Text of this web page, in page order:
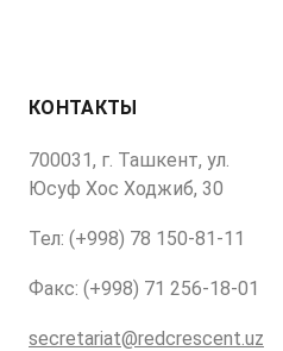
КОНТАКТЫ
700031, г. Ташкент, ул.
Юсуф Хос Ходжиб, 30
Тел: (+998) 78 150-81-11
Факс: (+998) 71 256-18-01
secretariat@redcrescent.uz